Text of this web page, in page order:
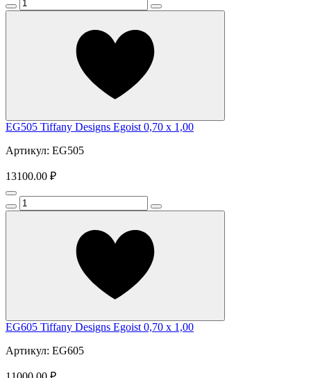
EG505 Tiffany Designs Egoist 0,70 x 1,00
Артикул: EG505
13100.00 ₽
EG605 Tiffany Designs Egoist 0,70 x 1,00
Артикул: EG605